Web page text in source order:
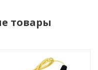
товары